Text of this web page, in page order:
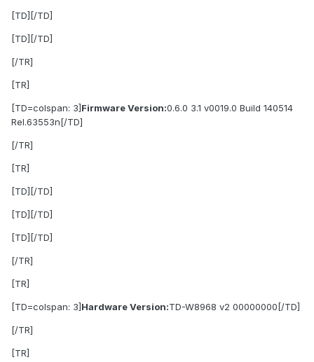
[TD][/TD]
[TD][/TD]
[/TR]
[TR]
[TD=colspan: 3]Firmware Version:0.6.0 3.1 v0019.0 Build 140514
Rel.63553n[/TD]
[/TR]
[TR]
[TD][/TD]
[TD][/TD]
[TD][/TD]
[/TR]
[TR]
[TD=colspan: 3]Hardware Version:TD-W8968 v2 00000000[/TD]
[/TR]
[TR]